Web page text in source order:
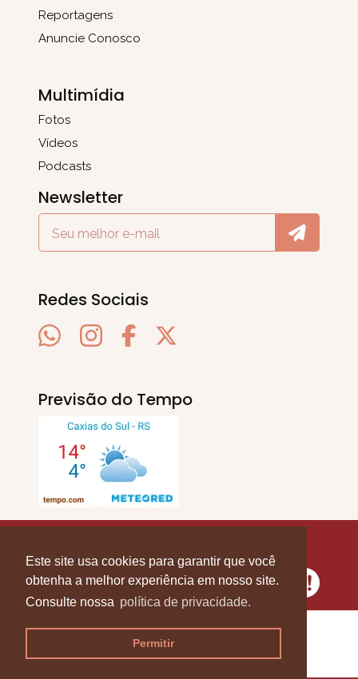
Este site usa cookies para garantir que você
obtenha a melhor experiência em nosso site.
Consulte nossa política de privacidade.
Permitir
Reportagens
Anuncie Conosco
Multimídia
Fotos
Vídeos
Podcasts
Newsletter
Redes Sociais
Previsão do Tempo
Direitos Reservados.